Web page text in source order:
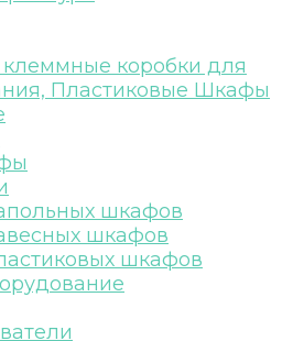
коробки для
Пластиковые Шкафы
шкафов
шкафов
шкафов